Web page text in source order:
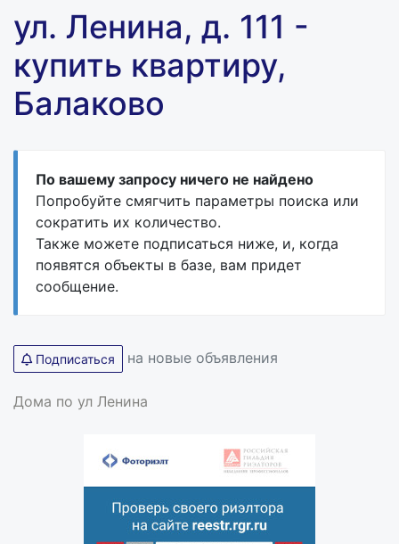
ул. Ленина, д. 111 -
купить квартиру,
Балаково
По вашему запросу ничего не найдено
Попробуйте смягчить параметры поиска или
сократить их количество.
Также можете подписаться ниже, и, когда
появятся объекты в базе, вам придет
сообщение.
Подписаться на новые объявления
Дома по ул Ленина